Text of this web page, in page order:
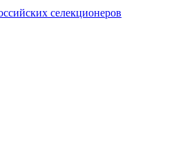
селекционеров